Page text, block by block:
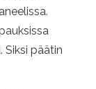
päätin